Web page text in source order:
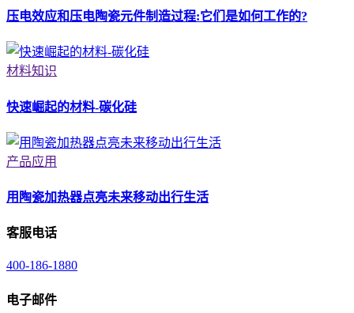
压电效应和压电陶瓷元件制造过程:它们是如何工作的?
材料知识
快速崛起的材料-碳化硅
产品应用
用陶瓷加热器点亮未来移动出行生活
客服电话
400-186-1880
电子邮件